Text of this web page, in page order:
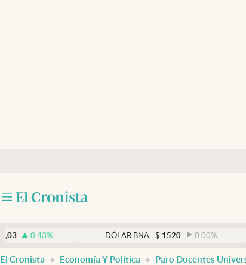
% DÓLAR BNA $ 1520 0.00%
El Cronista Economía Y Política Paro Docentes